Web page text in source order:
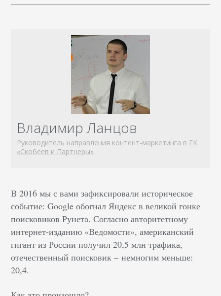
Владимир Ланцов
Руководитель направления контент-маркетинга в ГК
«Скобеев и Партнеры»
В 2016 мы с вами зафиксировали историческое
событие: Google обогнал Яндекс в великой гонке
поисковиков Рунета. Согласно авторитетному
интернет-изданию «Ведомости», американский
гигант из России получил 20,5 млн трафика,
отечественный поисковик–немногим меньше:
20,4.